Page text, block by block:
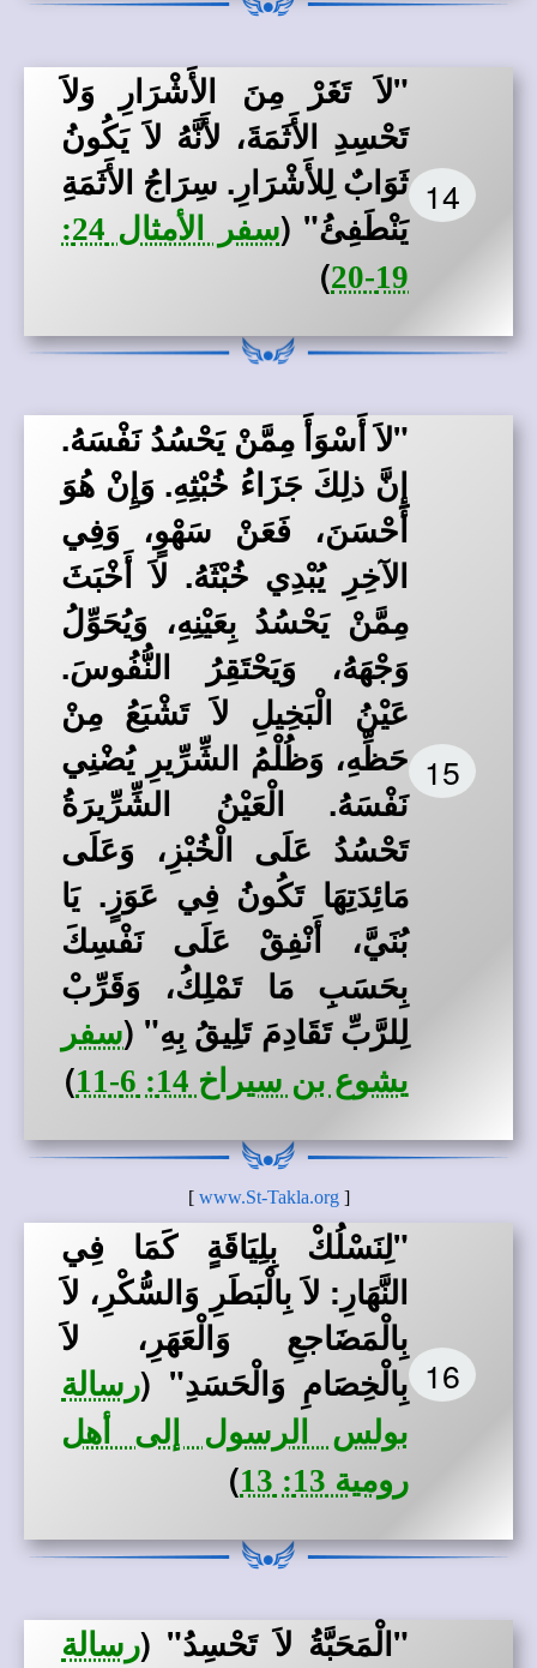
14
"لاَ تَغَرْ مِنَ الأَشْرَارِ وَلاَ
تَحْسِدِ الأَثَمَةَ، لأَنَّهُ لاَ يَكُونُ
ثَوَابٌ لِلأَشْرَارِ. سِرَاجُ الأَثَمَةِ
يَنْطَفِئُ" (
سفر الأمثال 24:
19-20
)
15
"لاَ أَسْوَأَ مِمَّنْ يَحْسُدُ نَفْسَهُ.
إِنَّ ذلِكَ جَزَاءُ خُبْثِهِ. وَإِنْ هُوَ
أَحْسَنَ، فَعَنْ سَهْوٍ، وَفِي
الآخِرِ يُبْدِي خُبْثَهُ. لاَ أَخْبَثَ
مِمَّنْ يَحْسُدُ بِعَيْنِهِ، وَيُحَوِّلُ
وَجْهَهُ، وَيَحْتَقِرُ النُّفُوسَ.
عَيْنُ الْبَخِيلِ لاَ تَشْبَعُ مِنْ
حَظِّهِ، وَظُلْمُ الشِّرِّيرِ يُضْنِي
نَفْسَهُ. الْعَيْنُ الشِّرِّيرَةُ
تَحْسُدُ عَلَى الْخُبْزِ، وَعَلَى
مَائِدَتِهَا تَكُونُ فِي عَوَزٍ. يَا
بُنَيَّ، أَنْفِقْ عَلَى نَفْسِكَ
بِحَسَبِ مَا تَمْلِكُ، وَقَرِّبْ
لِلرَّبِّ تَقَادِمَ تَلِيقُ بِهِ" (سفر
يشوع بن سيراخ 14: 6-11
)
[
www.St-Takla.org
]
16
"لِنَسْلُكْ بِلِيَاقَةٍ كَمَا فِي
النَّهَارِ: لاَ بِالْبَطَرِ وَالسُّكْرِ، لاَ
بِالْمَضَاجعِ وَالْعَهَرِ، لاَ
بِالْخِصَامِ وَالْحَسَدِ" (رسالة
بولس الرسول إلى أهل
رومية 13: 13
)
"الْمَحَبَّةُ لاَ تَحْسِدُ" (رسالة